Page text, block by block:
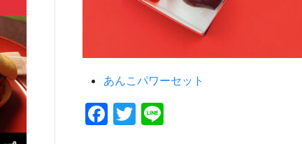
あんこパワーセット
Facebook
Twitter
Line